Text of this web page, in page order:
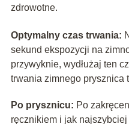
zdrowotne.
Optymalny czas trwania:
sekund ekspozycji na
przywyknie, wydłużaj ten
trwania zimnego prysznica
Po prysznicu: Po
ręcznikiem i jak najszybciej